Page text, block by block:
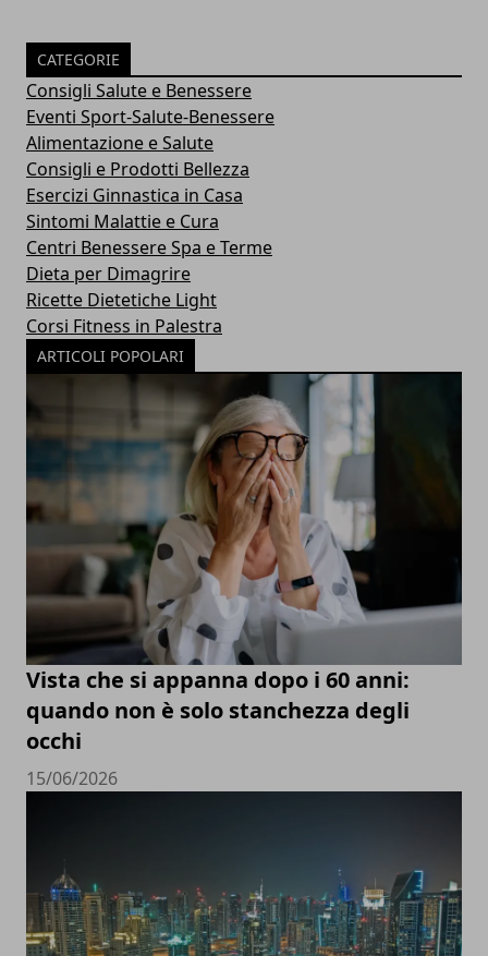
CATEGORIE
Consigli Salute e Benessere
Eventi Sport-Salute-Benessere
Alimentazione e Salute
Consigli e Prodotti Bellezza
Esercizi Ginnastica in Casa
Sintomi Malattie e Cura
Centri Benessere Spa e Terme
Dieta per Dimagrire
Ricette Dietetiche Light
Corsi Fitness in Palestra
ARTICOLI POPOLARI
Vista che si appanna dopo i 60 anni:
quando non è solo stanchezza degli
occhi
15/06/2026